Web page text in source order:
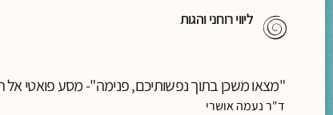
ליווי רוחני והגות
"מצאו משכן בתוך נפשותיכם, פנימה"- מסע פואטי
ד"ר נעמה אושרי